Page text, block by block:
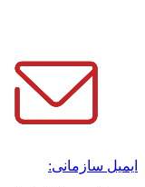
ایمیل سازمانی: